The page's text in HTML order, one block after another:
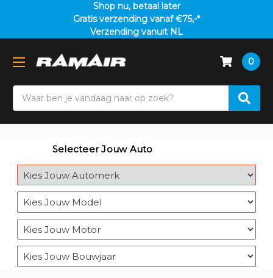
Shop nu, betaal later
Gratis verzending vanaf €75,-*
Verzending vanuit NL
0
Selecteer Jouw Auto